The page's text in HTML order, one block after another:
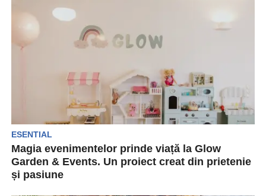
ESENTIAL
Magia evenimentelor prinde viață la Glow
Garden & Events. Un proiect creat din prietenie
și pasiune